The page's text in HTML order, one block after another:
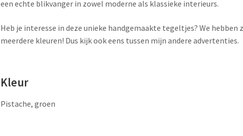
een echte blikvanger in zowel moderne als klassieke interieurs.
Heb je interesse in deze unieke handgemaakte tegeltjes? We hebben
meerdere kleuren! Dus kijk ook eens tussen mijn andere advertenties.
Kleur
Pistache, groen